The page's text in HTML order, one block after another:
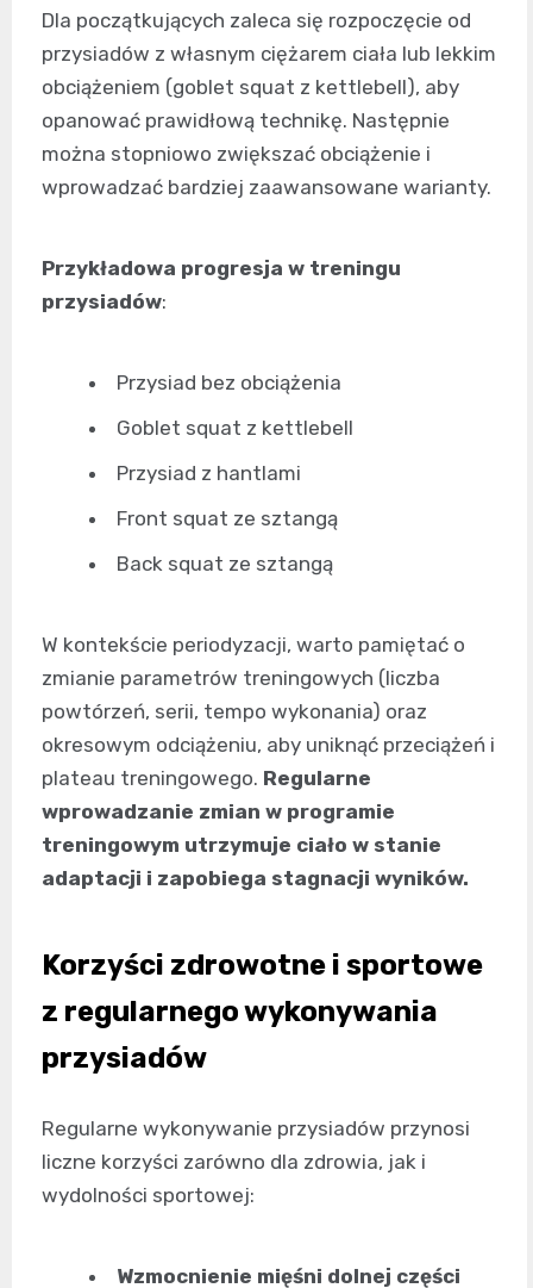
Dla początkujących zaleca się rozpoczęcie od
przysiadów z własnym ciężarem ciała lub lekkim
obciążeniem (goblet squat z kettlebell), aby
opanować prawidłową technikę. Następnie
można stopniowo zwiększać obciążenie i
wprowadzać bardziej zaawansowane warianty.
Przykładowa progresja w treningu
przysiadów:
Przysiad bez obciążenia
Goblet squat z kettlebell
Przysiad z hantlami
Front squat ze sztangą
Back squat ze sztangą
W kontekście periodyzacji, warto pamiętać o
zmianie parametrów treningowych (liczba
powtórzeń, serii, tempo wykonania) oraz
okresowym odciążeniu, aby uniknąć przeciążeń i
plateau treningowego. Regularne
wprowadzanie zmian w programie
treningowym utrzymuje ciało w stanie
adaptacji i zapobiega stagnacji wyników.
Korzyści zdrowotne i sportowe
z regularnego wykonywania
przysiadów
Regularne wykonywanie przysiadów przynosi
liczne korzyści zarówno dla zdrowia, jak i
wydolności sportowej:
Wzmocnienie mięśni dolnej części